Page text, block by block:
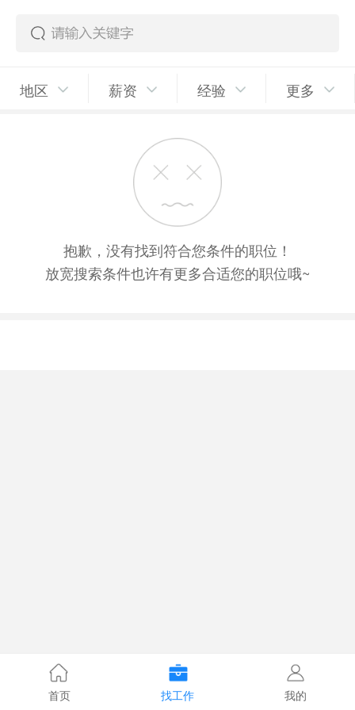
地区 薪资 经验 更多
抱歉，没有找到符合您条件的职位！
放宽搜索条件也许有更多合适您的职位哦~
首页 找工作 我的